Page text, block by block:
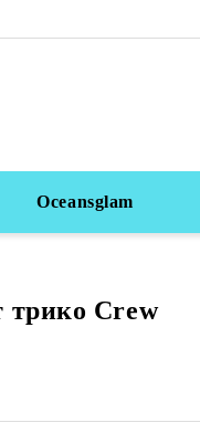
Oceansglam
трико Crew